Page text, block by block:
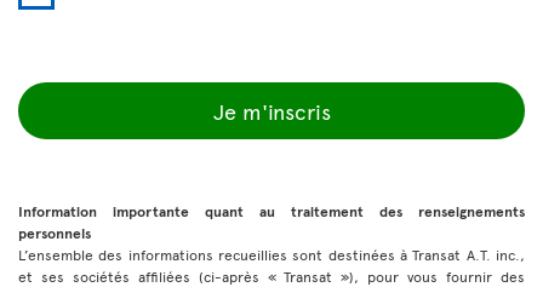
Je m'inscris
Information importante quant au traitement des renseignements
personnels
L’ensemble des informations recueillies sont destinées à Transat A.T. inc.,
et ses sociétés affiliées (ci-après « Transat »), pour vous fournir des